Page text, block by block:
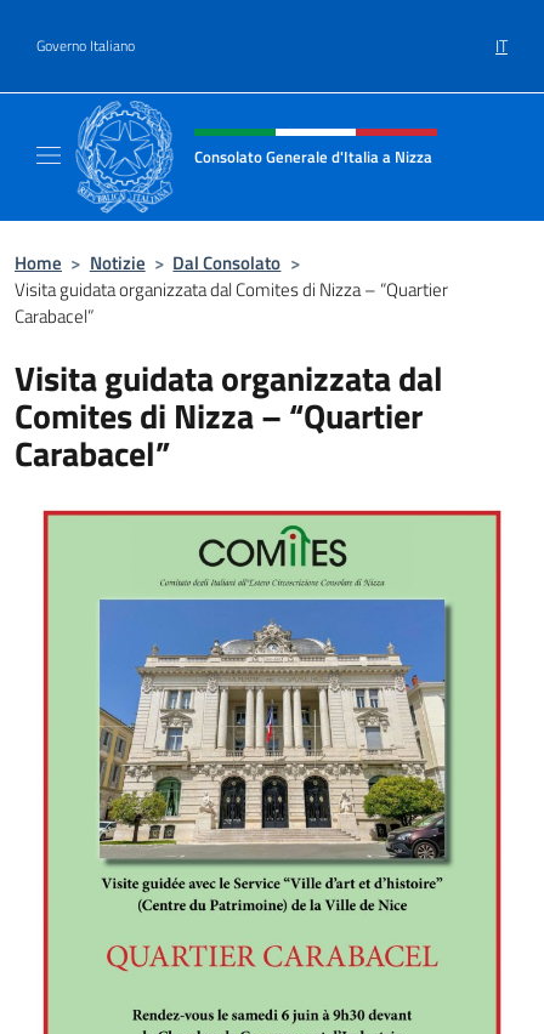
Governo Italiano IT
Intestazione sito, social e menù
Consolato Generale d'Italia a Nizza
Home > Notizie > Dal Consolato >
Visita guidata organizzata dal Comites di Nizza – “Quartier
Carabacel”
Visita guidata organizzata dal
Comites di Nizza – “Quartier
Carabacel”